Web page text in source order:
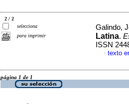
2 / 2
selecciona
para imprimir
Galindo,
Latina.
ISSN
· texto
página 1 de 1